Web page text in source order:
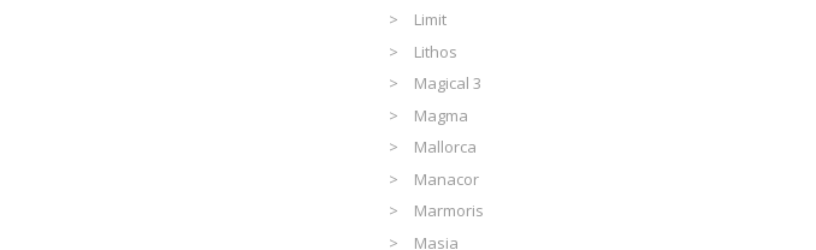
Limit
Lithos
Magical 3
Magma
Mallorca
Manacor
Marmoris
Masia